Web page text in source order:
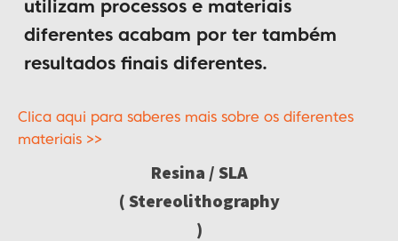
utilizam processos e materiais
diferentes acabam por ter também
resultados finais diferentes.
Clica aqui para saberes mais sobre os diferentes
materiais >>
Resina / SLA
( Stereolithography
)